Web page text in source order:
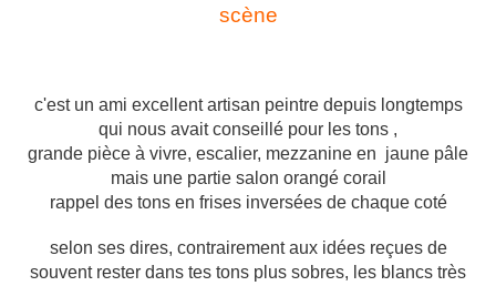
scène
c'est un ami excellent artisan peintre depuis longtemps
qui nous avait conseillé pour les tons ,
grande pièce à vivre, escalier, mezzanine en jaune pâle
mais une partie salon orangé corail
rappel des tons en frises inversées de chaque coté
selon ses dires, contrairement aux idées reçues de
souvent rester dans tes tons plus sobres, les blancs très